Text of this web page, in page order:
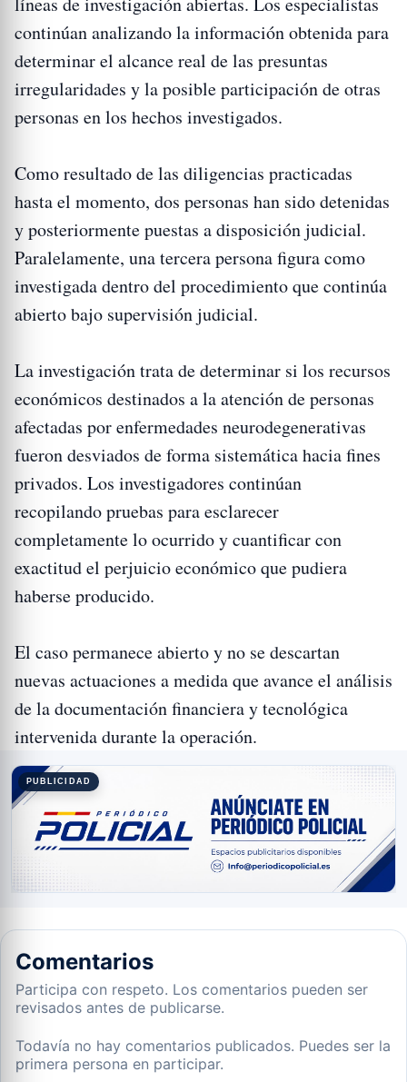
continúan analizando la información obtenida para
determinar el alcance real de las presuntas
irregularidades y la posible participación de otras
personas en los hechos investigados.
Como resultado de las diligencias practicadas
hasta el momento, dos personas han sido detenidas
y posteriormente puestas a disposición judicial.
Paralelamente, una tercera persona figura como
investigada dentro del procedimiento que continúa
abierto bajo supervisión judicial.
La investigación trata de determinar si los recursos
económicos destinados a la atención de personas
afectadas por enfermedades neurodegenerativas
fueron desviados de forma sistemática hacia fines
privados. Los investigadores continúan
recopilando pruebas para esclarecer
completamente lo ocurrido y cuantificar con
exactitud el perjuicio económico que pudiera
haberse producido.
El caso permanece abierto y no se descartan
nuevas actuaciones a medida que avance el análisis
de la documentación financiera y tecnológica
intervenida durante la operación.
PUBLICIDAD
Comentarios
Participa con respeto. Los comentarios pueden ser
revisados antes de publicarse.
Todavía no hay comentarios publicados. Puedes ser la
primera persona en participar.